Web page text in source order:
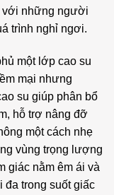
với những người
trình nghỉ ngơi.
một lớp cao su
mại nhưng
su giúp phân bổ
hỗ trợ nâng đỡ
một cách nhẹ
vùng trọng lượng
giác nằm êm ái và
trong suốt giấc